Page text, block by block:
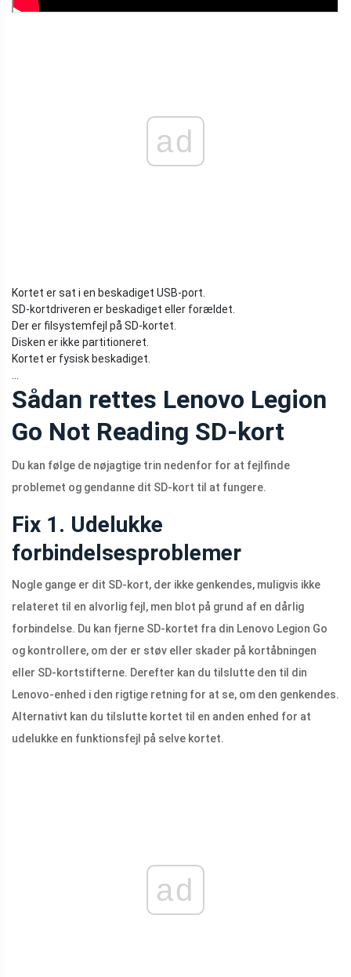
ad
Kortet er sat i en beskadiget USB-port.
SD-kortdriveren er beskadiget eller forældet.
Der er filsystemfejl på SD-kortet.
Disken er ikke partitioneret.
Kortet er fysisk beskadiget.
Sådan rettes Lenovo Legion
Go Not Reading SD-kort
Du kan følge de nøjagtige trin nedenfor for at fejlfinde
problemet og gendanne dit SD-kort til at fungere.
Fix 1. Udelukke
forbindelsesproblemer
Nogle gange er dit SD-kort, der ikke genkendes, muligvis ikke
relateret til en alvorlig fejl, men blot på grund af en dårlig
forbindelse. Du kan fjerne SD-kortet fra din Lenovo Legion Go
og kontrollere, om der er støv eller skader på kortåbningen
eller SD-kortstifterne. Derefter kan du tilslutte den til din
Lenovo-enhed i den rigtige retning for at se, om den genkendes.
Alternativt kan du tilslutte kortet til en anden enhed for at
udelukke en funktionsfejl på selve kortet.
ad